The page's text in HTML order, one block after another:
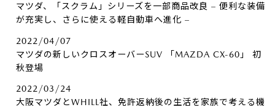
マツダ、「スクラム」シリーズを一部商品改良 – 便利な装備
が充実し、さらに使える軽自動車へ進化 –
2022/04/07
マツダの新しいクロスオーバーSUV 「MAZDA CX-60」 初
秋登場
2022/03/24
大阪マツダとWHILL社、免許返納後の生活を家族で考える機